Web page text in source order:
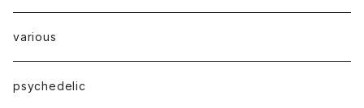
various
psychedelic